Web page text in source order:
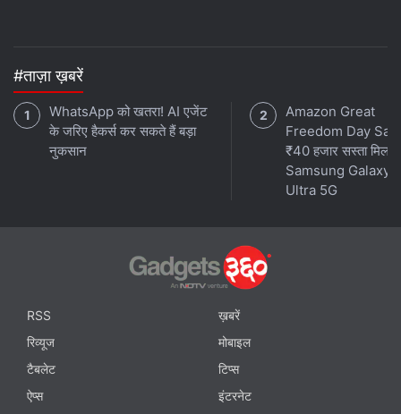
#ताज़ा ख़बरें
WhatsApp को खतरा! AI एजेंट
के जरिए हैकर्स कर सकते हैं बड़ा
नुकसान
Amazon Great
Freedom Day
₹40 हजार सस्ता मिल
Samsung Galaxy
Ultra 5G
RSS
ख़बरें
रिव्यूज
मोबाइल
टैबलेट
टिप्स
ऐप्स
इंटरनेट